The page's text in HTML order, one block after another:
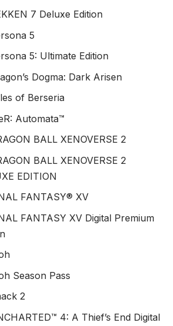
7 Deluxe Edition
5
5: Ultimate Edition
Dogma: Dark Arisen
of Berseria
Automata™
BALL XENOVERSE 2
BALL XENOVERSE 2
EDITION
FANTASY® XV
FANTASY XV Digital Premium
Season Pass
2
4: A Thief’s End Digital